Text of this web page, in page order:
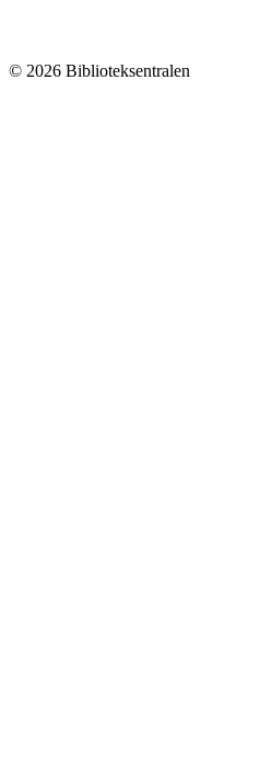
© 2026 Biblioteksentralen